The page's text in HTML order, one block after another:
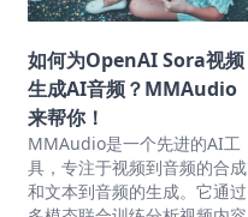
如何为OpenAI Sora视频
生成AI音频？MMAudio
来帮你！
MMAudio是一个先进的AI工
具，专注于视频到音频的合成
和文本到音频的生成。它通过